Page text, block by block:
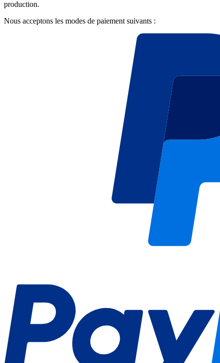
production.
Nous acceptons les modes de paiement suivants :